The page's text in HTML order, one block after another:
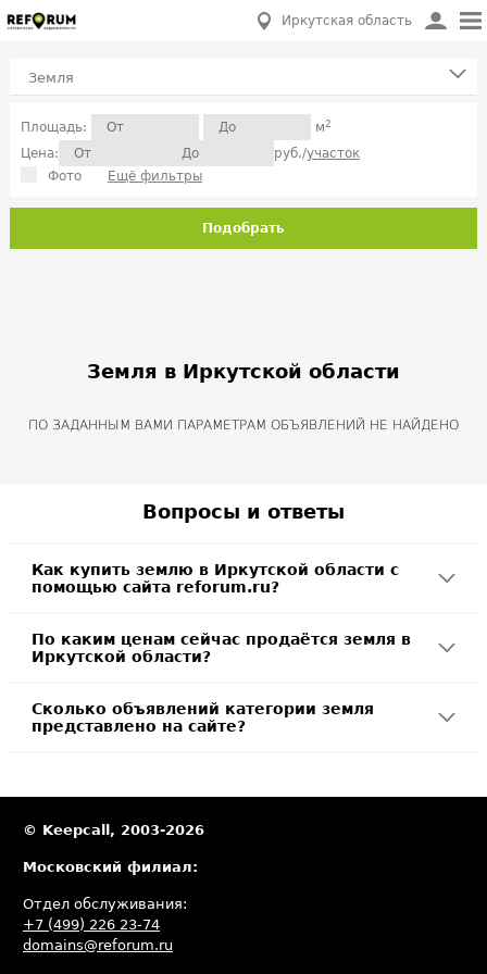
Иркутская область
Земля
Площадь: м2
Цена: руб./участок
Фото
Ещё фильтры
Подобрать
Земля в Иркутской области
ПО ЗАДАННЫМ ВАМИ ПАРАМЕТРАМ ОБЪЯВЛЕНИЙ НЕ НАЙДЕНО
Вопросы и ответы
Как купить землю в Иркутской области с
помощью сайта reforum.ru?
По каким ценам сейчас продаётся земля в
Иркутской области?
Сколько объявлений категории земля
представлено на сайте?
© Keepcall, 2003-2026
Московский филиал:
Отдел обслуживания:
+7 (499) 226 23-74
domains@reforum.ru